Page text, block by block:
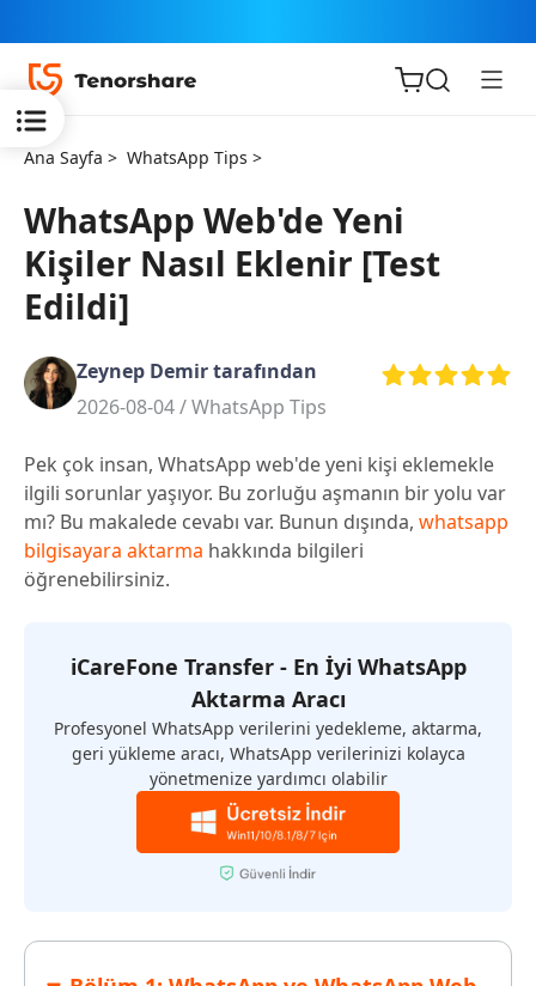
iOS için
ReiBoot
Tenorshare
PDNob
iAnyGo
Ana Sayfa > WhatsApp Tips >
WhatsApp Web'de Yeni
Kişiler Nasıl Eklenir [Test
Edildi]
Zeynep Demir tarafından
2026-08-04 /WhatsApp Tips
Pek çok insan, WhatsApp web'de yeni kişi eklemekle
ilgili sorunlar yaşıyor. Bu zorluğu aşmanın bir yolu var
mı? Bu makalede cevabı var. Bunun dışında, whatsapp
bilgisayara aktarma hakkında bilgileri
öğrenebilirsiniz.
iCareFone Transfer - En İyi WhatsApp
Aktarma Aracı
Profesyonel WhatsApp verilerini yedekleme, aktarma,
geri yükleme aracı, WhatsApp verilerinizi kolayca
yönetmenize yardımcı olabilir